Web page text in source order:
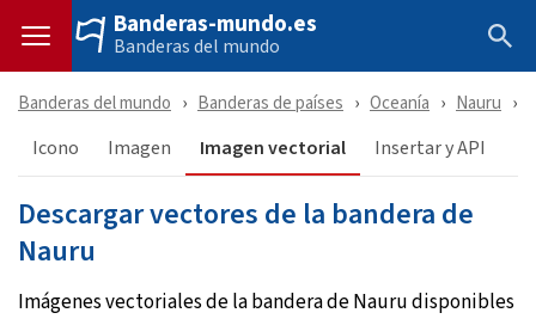
Banderas-mundo.es
Banderas del mundo
Banderas del mundo Banderas de países Oceanía Nauru
Icono Imagen Imagen vectorial Insertar y API
Descargar vectores de la bandera de
Nauru
Imágenes vectoriales de la bandera de Nauru disponibles